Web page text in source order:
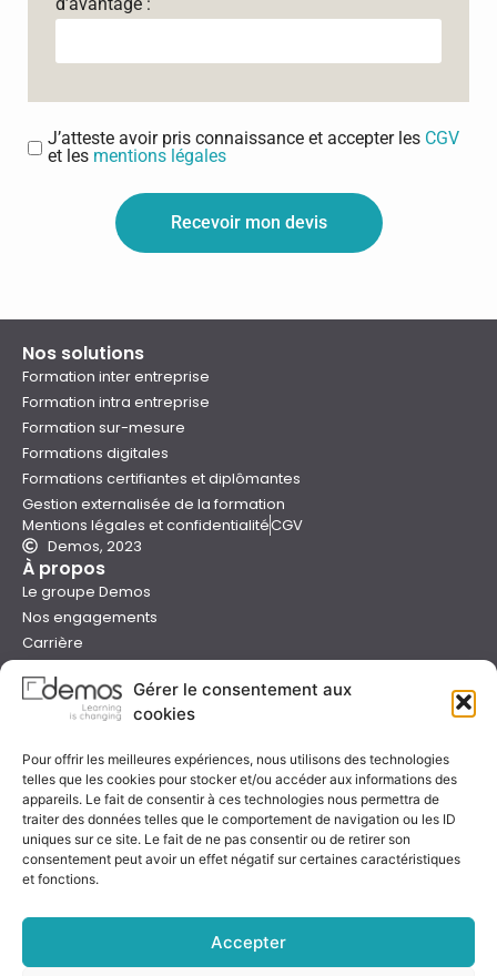
Gérer le consentement aux
cookies
Pour offrir les meilleures expériences, nous utilisons des technologies
telles que les cookies pour stocker et/ou accéder aux informations des
appareils. Le fait de consentir à ces technologies nous permettra de
traiter des données telles que le comportement de navigation ou les ID
uniques sur ce site. Le fait de ne pas consentir ou de retirer son
consentement peut avoir un effet négatif sur certaines caractéristiques
et fonctions.
Accepter
J’atteste avoir pris connaissance et accepter les CGV
et les mentions légales
Recevoir mon devis
Nos solutions
Formation inter entreprise
Formation intra entreprise
Formation sur-mesure
Formations digitales
Formations certifiantes et diplômantes
Gestion externalisée de la formation
Mentions légales et confidentialitéCGV
Demos, 2023
À propos
Le groupe Demos
Nos engagements
Carrière
Presse
Catalogues
Aide
Nous contacter
Nous trouver
Préparer sa formation
Sessions garanties
Qualité & certification